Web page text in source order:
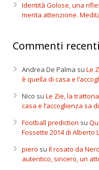
Identità Golose, una
merita attenzione.
Commenti recenti
Andrea De Palma su Le
è quella di casa e
Nico su Le Zie, la
casa e l’accoglienza sa
Football prediction su
Fossette 2014 di Alberto
piero su Il rosato da
autentico, sincero, un